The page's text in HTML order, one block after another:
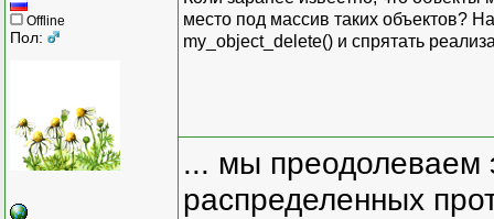
Offline
Пол:
место под массив таких объектов?
my_object_delete() и спрятать
... мы преодолеваем
распределенных